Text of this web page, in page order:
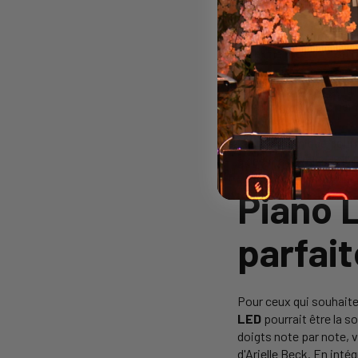
S'inspirer d'Arielle
crée unemotivation
élèves et professeurs
contemporains
vivante de Chopin par
Cette dynamique
à des masterclasses.
venir, offrant ainsi
Piano
Pour ceux qui
LED pourrait être la
doigts note par note,
d'Arielle Beck. En